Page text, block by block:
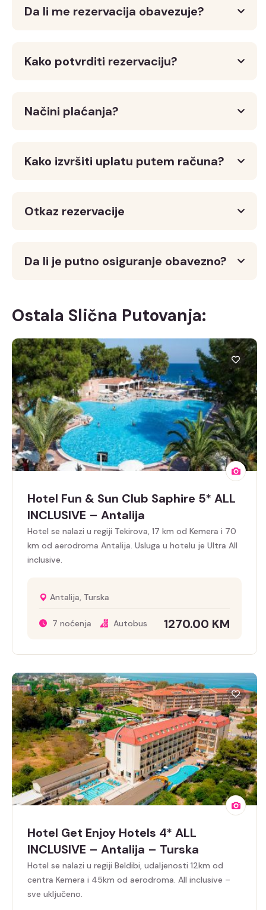
Da li me rezervacija obavezuje?
Kako potvrditi rezervaciju?
Načini plaćanja?
Kako izvršiti uplatu putem računa?
Otkaz rezervacije
Da li je putno osiguranje obavezno?
Ostala Slična Putovanja:
Hotel Fun & Sun Club Saphire 5* ALL
INCLUSIVE – Antalija
Hotel se nalazi u regiji Tekirova, 17 km od Kemera i 70
km od aerodroma Antalija. Usluga u hotelu je Ultra All
inclusive.
Antalija, Turska
7 noćenja Autobus 1270.00 KM
Hotel Get Enjoy Hotels 4* ALL
INCLUSIVE – Antalija – Turska
Hotel se nalazi u regiji Beldibi, udaljenosti 12km od
centra Kemera i 45km od aerodroma. All inclusive –
sve uključeno.